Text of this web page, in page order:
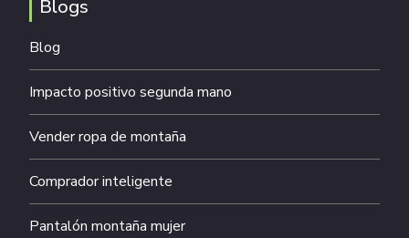
Blogs
Blog
Impacto positivo segunda mano
Vender ropa de montaña
Comprador inteligente
Pantalón montaña mujer